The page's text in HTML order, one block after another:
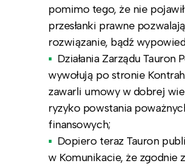
pomimo tego, że nie
przesłanki prawne
rozwiązanie, bądź
Działania Zarządu Tauron
wywołują po stronie
zawarli umowy w dobrej
ryzyko powstania
finansowych;
Dopiero teraz Tauron
w Komunikacie, że zgodnie